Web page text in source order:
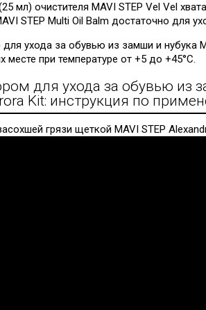
мл) очистителя MAVI STEP Vel Vel
STEP Multi Oil Balm достаточно для
для ухода за обувью из замши и нубука
при температуре от +5 до +45°C.
для ухода за обувью из
Kit: инструкция по
грязи щеткой MAVI STEP